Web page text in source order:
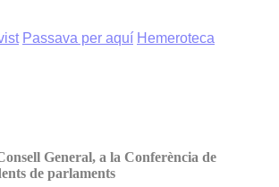
Passava per aquí Hemeroteca
General, a la Conferència de
de parlaments